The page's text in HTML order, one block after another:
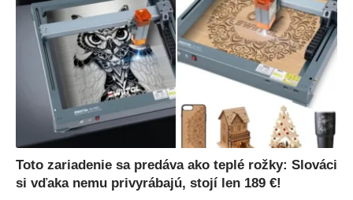
Toto zariadenie sa predáva ako teplé rožky: Slováci
si vďaka nemu privyrábajú, stojí len 189 €!